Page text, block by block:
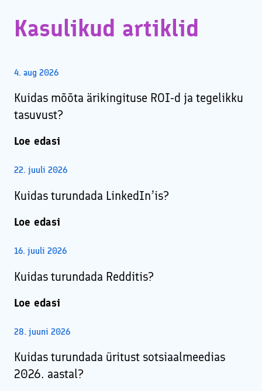
Kasulikud artiklid
4. aug 2026
Kuidas mõõta ärikingituse ROI-d ja tegelikku
tasuvust?
Loe edasi
22. juuli 2026
Kuidas turundada LinkedIn’is?
Loe edasi
16. juuli 2026
Kuidas turundada Redditis?
Loe edasi
28. juuni 2026
Kuidas turundada üritust sotsiaalmeedias
2026. aastal?